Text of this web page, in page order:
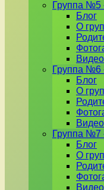
Группа №5
Блог
О
Группа №6
Блог
О
Группа №7
Блог
О